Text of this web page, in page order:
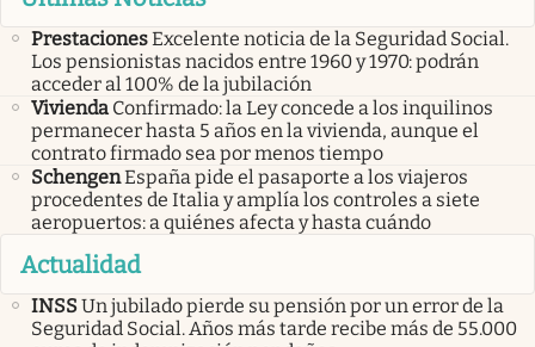
PrestacionesExcelente noticia de la Seguridad Social.
Los pensionistas nacidos entre 1960 y 1970: podrán
acceder al 100% de la jubilación
Vivienda Confirmado: la Ley concede a los inquilinos
permanecer hasta 5 años en la vivienda, aunque el
contrato firmado sea por menos tiempo
SchengenEspaña pide el pasaporte a los viajeros
procedentes de Italia y amplía los controles a siete
aeropuertos: a quiénes afecta y hasta cuándo
Actualidad
INSSUn jubilado pierde su pensión por un error de la
Seguridad Social. Años más tarde recibe más de 55.000